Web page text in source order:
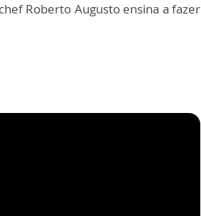
Roberto Augusto ensina a fazer